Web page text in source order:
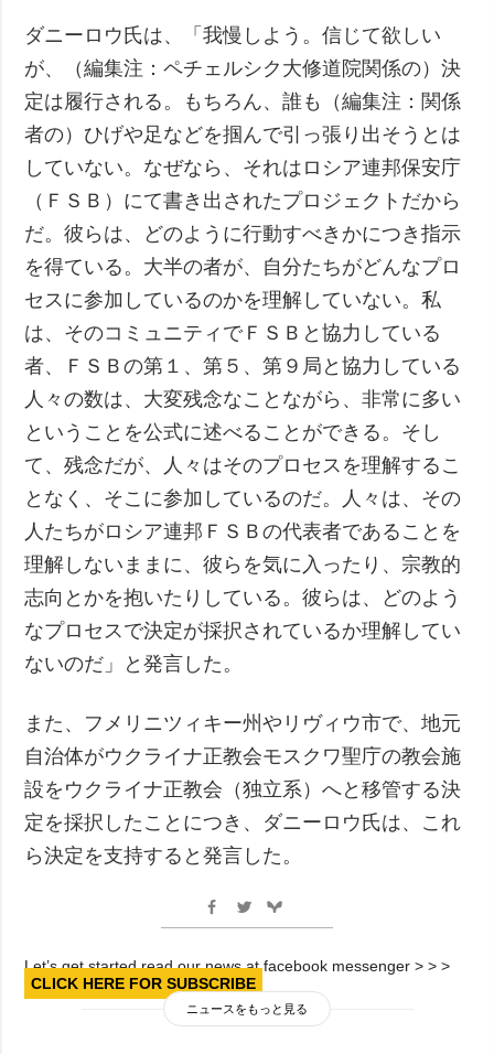
ダニーロウ氏は、「我慢しよう。信じて欲しい
が、（編集注：ペチェルシク大修道院関係の）決
定は履行される。もちろん、誰も（編集注：関係
者の）ひげや足などを掴んで引っ張り出そうとは
していない。なぜなら、それはロシア連邦保安庁
（ＦＳＢ）にて書き出されたプロジェクトだから
だ。彼らは、どのように行動すべきかにつき指示
を得ている。大半の者が、自分たちがどんなプロ
セスに参加しているのかを理解していない。私
は、そのコミュニティでＦＳＢと協力している
者、ＦＳＢの第１、第５、第９局と協力している
人々の数は、大変残念なことながら、非常に多い
ということを公式に述べることができる。そし
て、残念だが、人々はそのプロセスを理解するこ
となく、そこに参加しているのだ。人々は、その
人たちがロシア連邦ＦＳＢの代表者であることを
理解しないままに、彼らを気に入ったり、宗教的
志向とかを抱いたりしている。彼らは、どのよう
なプロセスで決定が採択されているか理解してい
ないのだ」と発言した。
また、フメリニツィキー州やリヴィウ市で、地元
自治体がウクライナ正教会モスクワ聖庁の教会施
設をウクライナ正教会（独立系）へと移管する決
定を採択したことにつき、ダニーロウ氏は、これ
ら決定を支持すると発言した。
Let’s get started read our news at facebook messenger > > >
CLICK HERE FOR SUBSCRIBE
ニュースをもっと見る